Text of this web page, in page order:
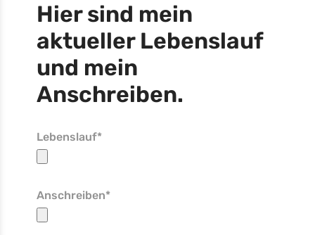
Hier sind mein
aktueller Lebenslauf
und mein
Anschreiben.
Lebenslauf*
Anschreiben*